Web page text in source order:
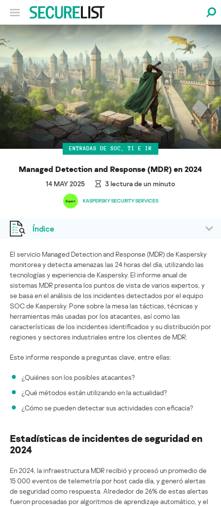
ENTRADAS DE SOC, TI E IR
Managed Detection and Response (MDR) en 2024
14 MAY 2025 3lectura de un minuto
KASPERSKY SECURITY SERVICES
Índice
El servicio Managed Detection and Response (MDR) de Kaspersky
monitorea y detecta amenazas las 24 horas del día, utilizando las
tecnologías y experiencia de Kaspersky. El informe anual de
sistemas MDR presenta los puntos de vista de varios expertos, y
se basa en el análisis de los incidentes detectados por el equipo
SOC de Kaspersky. Pone sobre la mesa las tácticas, técnicas y
herramientas más usadas por los atacantes, así como las
características de los incidentes identificados y su distribución por
regiones y sectores industriales entre los clientes de MDR.
Este informe responde a preguntas clave, entre ellas:
¿Quiénes son los posibles atacantes?
¿Qué métodos están utilizando en la actualidad?
¿Cómo se pueden detectar sus actividades con eficacia?
Estadísticas de incidentes de seguridad en
2024
En 2024, la infraestructura MDR recibió y procesó un promedio de
15 000 eventos de telemetría por host cada día, y generó alertas
de seguridad como respuesta. Alrededor de 26% de estas alertas
fueron procesadas por algoritmos de aprendizaje automático, y el